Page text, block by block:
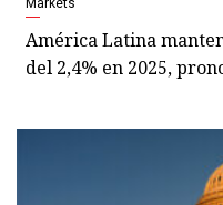
Markets
América Latina
del 2,4% en 2025,